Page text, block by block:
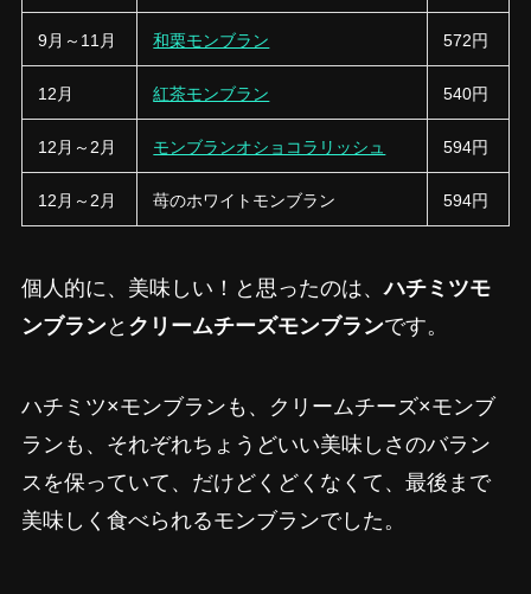
9月～11月 和栗モンブラン 572円
12月 紅茶モンブラン 540円
12月～2月 モンブランオショコラリッシュ 594円
12月～2月 苺のホワイトモンブラン 594円
個人的に、美味しい！と思ったのは、ハチミツモ
ンブランと クリームチーズモンブランです。
ハチミツ×モンブランも、クリームチーズ×モンブ
ランも、それぞれちょうどいい美味しさのバラン
スを保っていて、だけどくどくなくて、最後まで
美味しく食べられるモンブランでした。